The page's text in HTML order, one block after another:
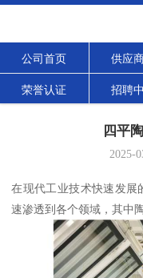
公司首页 供应
荣誉认证 招聘
四平
2025-
在现代工业技术快速发展
速渗透到各个领域，其中